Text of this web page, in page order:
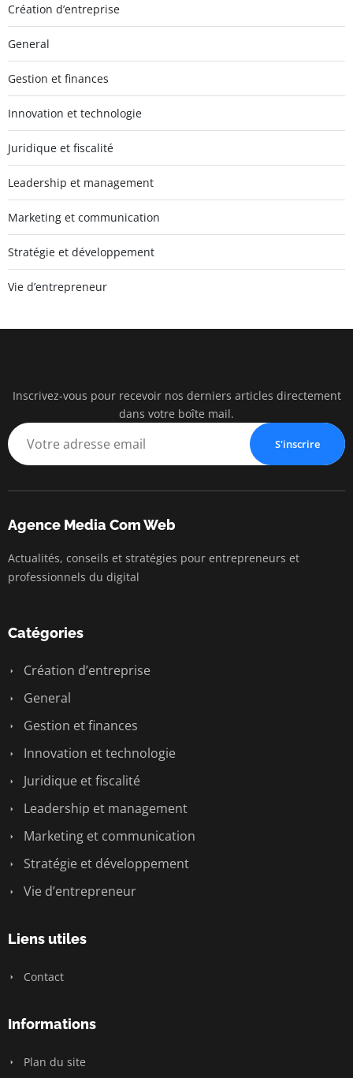
Création d’entreprise
General
Gestion et finances
Innovation et technologie
Juridique et fiscalité
Leadership et management
Marketing et communication
Stratégie et développement
Vie d’entrepreneur
Inscrivez-vous pour recevoir nos derniers articles directement
dans votre boîte mail.
S'inscrire
Agence Media Com Web
Actualités, conseils et stratégies pour entrepreneurs et
professionnels du digital
Catégories
Création d’entreprise
General
Gestion et finances
Innovation et technologie
Juridique et fiscalité
Leadership et management
Marketing et communication
Stratégie et développement
Vie d’entrepreneur
Liens utiles
Contact
Informations
Plan du site